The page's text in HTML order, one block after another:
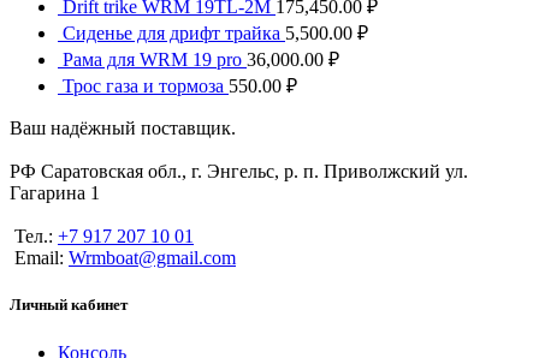
Drift trike WRM 19TL-2M 175,450.00 ₽
Сиденье для дрифт трайка 5,500.00 ₽
Рама для WRM 19 pro 36,000.00 ₽
Трос газа и тормоза 550.00 ₽
Ваш надёжный поставщик.
РФ Саратовская обл., г. Энгельс, р. п. Приволжский ул.
Гагарина 1
Тел.: +7 917 207 10 01
Email: Wrmboat@gmail.com
Личный кабинет
Консоль